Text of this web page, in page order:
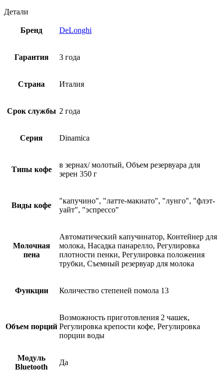
Детали
Бренд DeLonghi
Гарантия 3 года
Страна Италия
Срок службы 2 года
Серия Dinamica
Типы кофе
в зернах/ молотый, Объем резервуара для
зерен 350 г
Виды кофе
"капучино", "латте-макиато", "лунго", "флэт-
уайт", "эспрессо"
Молочная
пена
Автоматический капучинатор, Контейнер для
молока, Насадка панарелло, Регулировка
плотности пенки, Регулировка положения
трубки, Съемный резервуар для молока
Функции Количество степеней помола 13
Объем порций
Возможность приготовления 2 чашек,
Регулировка крепости кофе, Регулировка
порции воды
Модуль
Bluetooth
Да